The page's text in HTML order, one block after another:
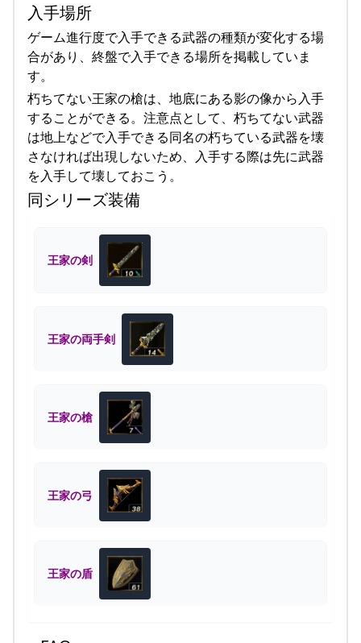
入手場所
ゲーム進行度で入手できる武器の種類が変化する場
合があり、終盤で入手できる場所を掲載していま
す。
朽ちてない王家の槍は、地底にある影の像から入手
することができる。注意点として、朽ちてない武器
は地上などで入手できる同名の朽ちている武器を壊
さなければ出現しないため、入手する際は先に武器
を入手して壊しておこう。
同シリーズ装備
王家の剣
王家の両手剣
王家の槍
王家の弓
王家の盾